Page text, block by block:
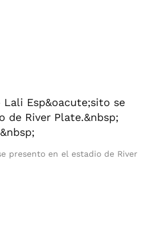
presento en el estadio de River